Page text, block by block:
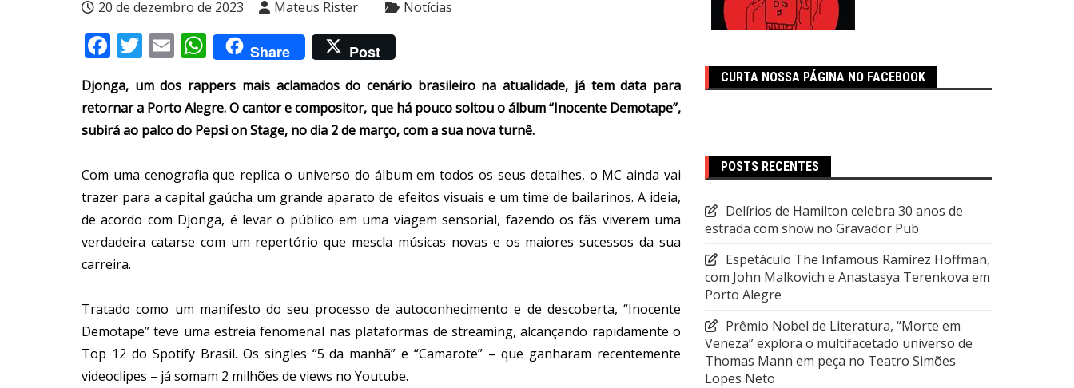
20 de dezembro de 2023 Mateus Rister Notícias
Facebook
Twitter
EmailWhatsApp
Share Post
Djonga, um dos rappers mais aclamados do cenário brasileiro na atualidade, já tem data para
retornar a Porto Alegre. O cantor e compositor, que há pouco soltou o álbum “Inocente Demotape”,
subirá ao palco do Pepsi on Stage, no dia 2 de março, com a sua nova turnê.
Com uma cenografia que replica o universo do álbum em todos os seus detalhes, o MC ainda vai
trazer para a capital gaúcha um grande aparato de efeitos visuais e um time de bailarinos. A ideia,
de acordo com Djonga, é levar o público em uma viagem sensorial, fazendo os fãs viverem uma
verdadeira catarse com um repertório que mescla músicas novas e os maiores sucessos da sua
carreira.
Tratado como um manifesto do seu processo de autoconhecimento e de descoberta, “Inocente
Demotape” teve uma estreia fenomenal nas plataformas de streaming, alcançando rapidamente o
Top 12 do Spotify Brasil. Os singles “5 da manhã” e “Camarote” – que ganharam recentemente
videoclipes – já somam 2 milhões de views no Youtube.
CURTA NOSSA PÁGINA NO FACEBOOK
POSTS RECENTES
Delírios de Hamilton celebra 30 anos de
estrada com show no Gravador Pub
Espetáculo The Infamous Ramírez Hoffman,
com John Malkovich e Anastasya Terenkova em
Porto Alegre
Prêmio Nobel de Literatura, “Morte em
Veneza” explora o multifacetado universo de
Thomas Mann em peça no Teatro Simões
Lopes Neto